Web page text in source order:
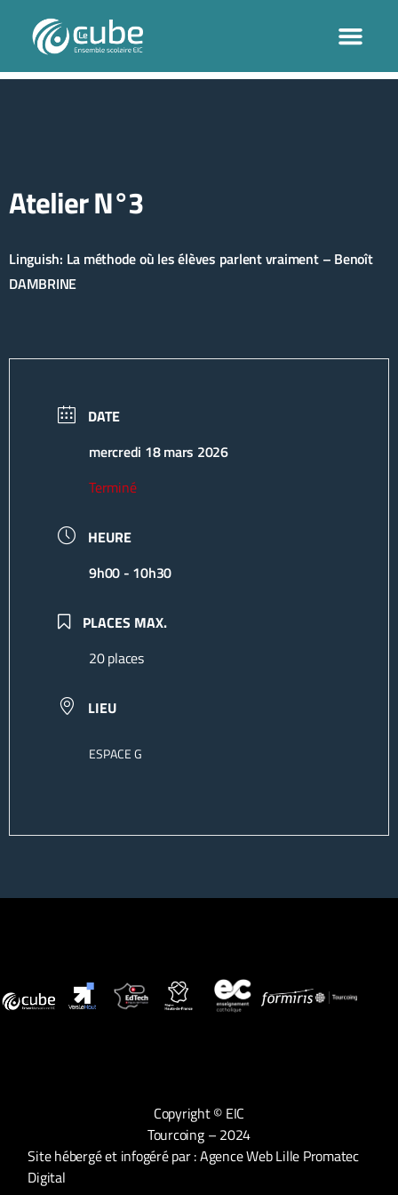
Atelier N°3
Linguish: La méthode où les élèves parlent vraiment – Benoît
DAMBRINE
DATE
mercredi 18 mars 2026
Terminé
HEURE
9h00 - 10h30
PLACES MAX.
20 places
LIEU
ESPACE G
Copyright © EIC
Tourcoing – 2024
Site hébergé et infogéré par :Agence Web Lille Promatec
Digital